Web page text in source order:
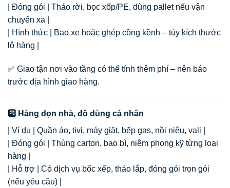
| Đóng gói | Tháo rời, bọc xốp/PE, dùng pallet nếu vận
chuyển xa |
| Hình thức | Bao xe hoặc ghép cồng kềnh – tùy kích thước
lô hàng |
✅ Giao tận nơi vào tầng có thể tính thêm phí – nên báo
trước địa hình giao hàng.
🔟 Hàng dọn nhà, đồ dùng cá nhân
| Ví dụ | Quần áo, tivi, máy giặt, bếp gas, nồi niêu, vali |
| Đóng gói | Thùng carton, bao bì, niêm phong kỹ từng loại
hàng |
| Hỗ trợ | Có dịch vụ bốc xếp, tháo lắp, đóng gói trọn gói
(nếu yêu cầu) |